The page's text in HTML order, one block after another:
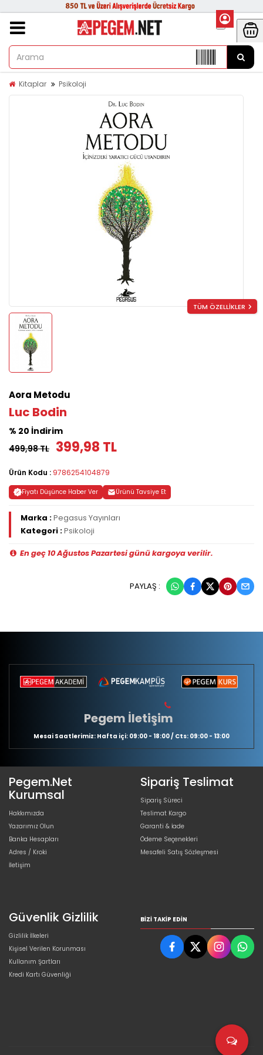
Kitaplar Psikoloji
TÜM ÖZELLİKLER
Aora Metodu
Luc Bodin
% 20 İndirim
499,98 TL 399,98 TL
Ürün Kodu : 9786254104879
Fiyatı Düşünce Haber Ver Ürünü Tavsiye Et
Marka :Pegasus Yayınları
Kategori :Psikoloji
En geç 10 Ağustos Pazartesi günü kargoya verilir.
PAYLAŞ :
Pegem İletişim
Mesai Saatlerimiz: Hafta içi: 09:00 - 18:00 / Cts: 09:00 - 13:00
Pegem.Net
Kurumsal
Hakkımızda
Yazarımız Olun
Banka Hesapları
Adres / Kroki
İletişim
Sipariş Teslimat
Sipariş Süreci
Teslimat Kargo
Garanti & İade
Ödeme Seçenekleri
Mesafeli Satış Sözleşmesi
Güvenlik Gizlilik
Gizlilik İlkeleri
Kişisel Verilen Korunması
Kullanım Şartları
Kredi Kartı Güvenliği
BIZI TAKIP EDIN